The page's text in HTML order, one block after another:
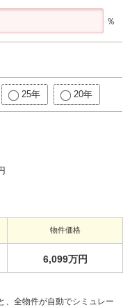
％
25年 20年
物件価格
6,099万円
、全物件が自動でシミュレー